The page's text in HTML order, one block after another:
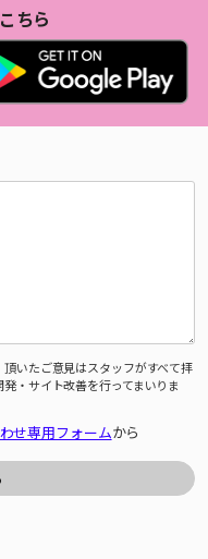
ちら
いたご意見はスタッフがすべて拝
・サイト改善を行ってまいりま
せ専用フォームから